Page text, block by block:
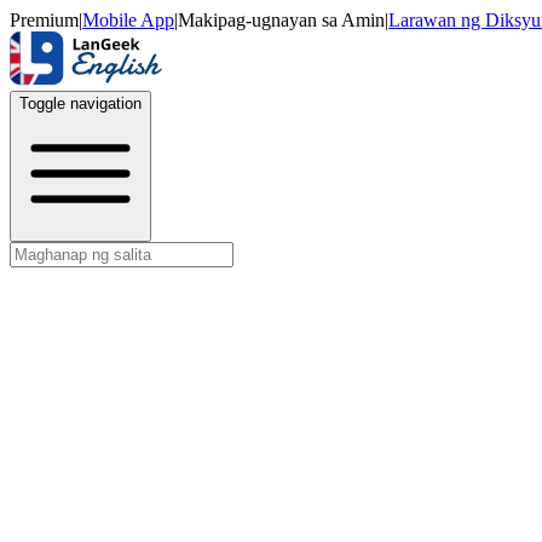
Premium|Mobile App|Makipag-ugnayan sa Amin|Larawan ng
Toggle navigation